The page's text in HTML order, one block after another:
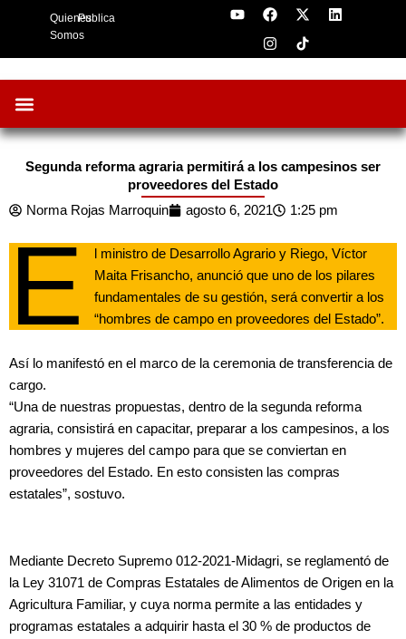
Quienes
Somos
Publica
Y
o
b
F
a
c
e
o
X
-
t
w
t
L
i
d
I
n
s
t
g
Segunda reforma agraria permitirá a los campesinos ser
proveedores del Estado
Norma Rojas Marroquin
agosto 6, 2021 1:25 pm
E
l ministro de Desarrollo Agrario y Riego, Víctor
Maita Frisancho, anunció que uno de los pilares
fundamentales de su gestión, será convertir a los
“hombres de campo en proveedores del Estado”.
Así lo manifestó en el marco de la ceremonia de transferencia de
cargo.
“Una de nuestras propuestas, dentro de la segunda reforma
agraria, consistirá en capacitar, preparar a los campesinos, a los
hombres y mujeres del campo para que se conviertan en
proveedores del Estado. En esto consisten las compras
estatales”, sostuvo.
Mediante Decreto Supremo 012-2021-Midagri, se reglamentó de
la Ley 31071 de Compras Estatales de Alimentos de Origen en la
Agricultura Familiar, y cuya norma permite a las entidades y
programas estatales a adquirir hasta el 30 % de productos de